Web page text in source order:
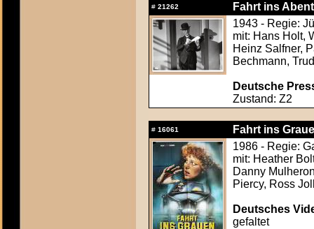
# 21262
Fahrt ins
1943 - Regie:
mit: Hans Holt,
Heinz Salfner,
Bechmann,
Deutsche
Zustand: Z2
# 16061
Fahrt ins
1986 - Regie:
mit: Heather
Danny
Piercy, Ross
Deutsches
gefaltet